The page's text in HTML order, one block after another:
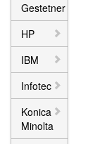
Gestetner
HP
IBM
Infotec
Konica
Minolta